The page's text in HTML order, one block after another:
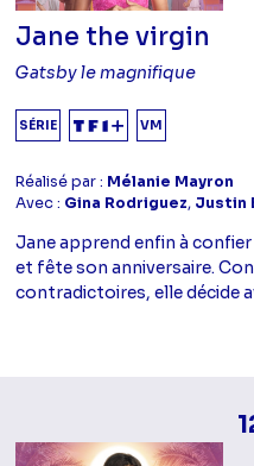
Jane the virgin
Gatsby le magnifique
SÉRIE VM
Réalisé par : Mélanie Mayron
Avec : Gina Rodriguez, Justin
Jane apprend enfin à
et fête son anniversaire.
contradictoires, elle décide